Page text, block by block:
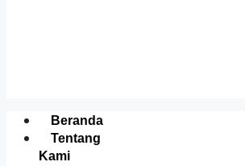
Menu
Beranda
Tentang
Kami